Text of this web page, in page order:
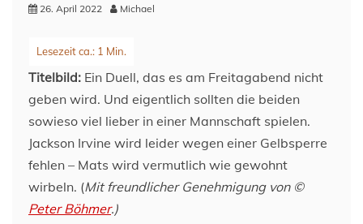
26. April 2022 Michael
Titelbild: Ein Duell, das es am Freitagabend nicht
geben wird. Und eigentlich sollten die beiden
sowieso viel lieber in einer Mannschaft spielen.
Jackson Irvine wird leider wegen einer Gelbsperre
fehlen – Mats wird vermutlich wie gewohnt
wirbeln. (Mit freundlicher Genehmigung von ©
Peter Böhmer.)